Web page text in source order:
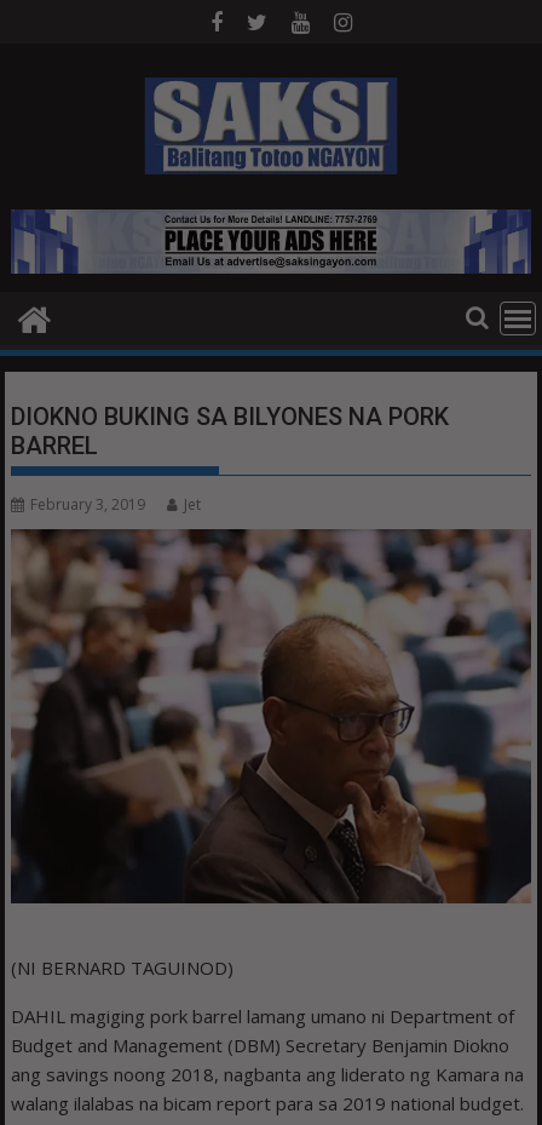
DIOKNO BUKING SA BILYONES NA PORK
BARREL
February 3, 2019 Jet
(NI BERNARD TAGUINOD)
DAHIL magiging pork barrel lamang umano ni Department of
Budget and Management (DBM) Secretary Benjamin Diokno
ang savings noong 2018, nagbanta ang liderato ng Kamara na
walang ilalabas na bicam report para sa 2019 national budget.